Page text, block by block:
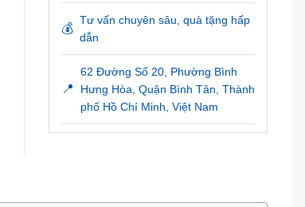
💰
Tư vấn chuyên sâu, quà tặng hấp
dẫn
📍
62 Đường Số 20, Phường Bình
Hưng Hòa, Quận Bình Tân, Thành
phố Hồ Chí Minh, Việt Nam